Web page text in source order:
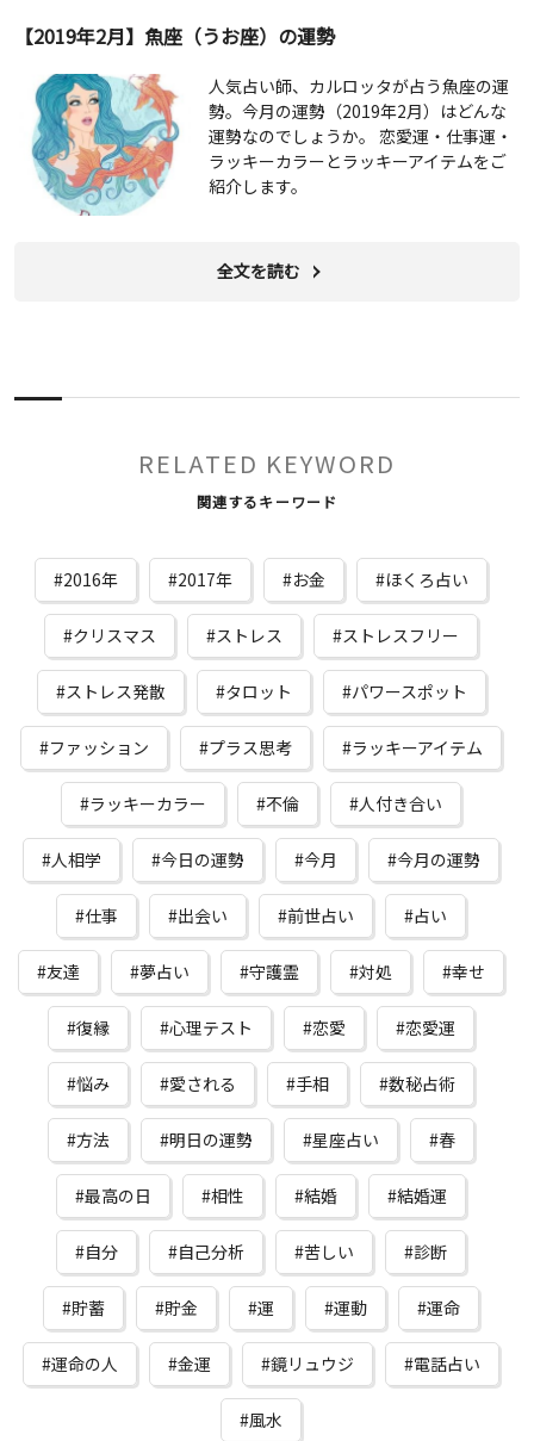
【2019年2月】魚座（うお座）の運勢
人気占い師、カルロッタが占う魚座の運
勢。今月の運勢（2019年2月）はどんな
運勢なのでしょうか。 恋愛運・仕事運・
ラッキーカラーとラッキーアイテムをご
紹介します。
全文を読む
RELATED KEYWORD
関連するキーワード
2016年 2017年 お金 ほくろ占い
クリスマス ストレス ストレスフリー
ストレス発散 タロット パワースポット
ファッション プラス思考 ラッキーアイテム
ラッキーカラー 不倫 人付き合い
人相学 今日の運勢 今月 今月の運勢
仕事 出会い 前世占い 占い
友達 夢占い 守護霊 対処 幸せ
復縁 心理テスト 恋愛 恋愛運
悩み 愛される 手相 数秘占術
方法 明日の運勢 星座占い 春
最高の日 相性 結婚 結婚運
自分 自己分析 苦しい 診断
貯蓄 貯金 運 運動 運命
運命の人 金運 鏡リュウジ 電話占い
風水